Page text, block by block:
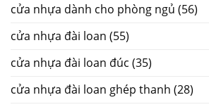
cửa nhựa dành cho phòng ngủ (56)
cửa nhựa đài loan (55)
cửa nhựa đài loan đúc (35)
cửa nhựa đài loan ghép thanh (28)